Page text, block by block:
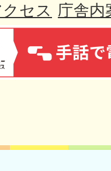
セス 庁舎内